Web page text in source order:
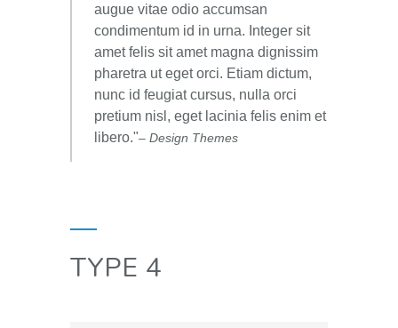
augue vitae odio accumsan
condimentum id in urna. Integer sit
amet felis sit amet magna dignissim
pharetra ut eget orci. Etiam dictum,
nunc id feugiat cursus, nulla orci
pretium nisl, eget lacinia felis enim et
libero. – Design Themes
TYPE 4